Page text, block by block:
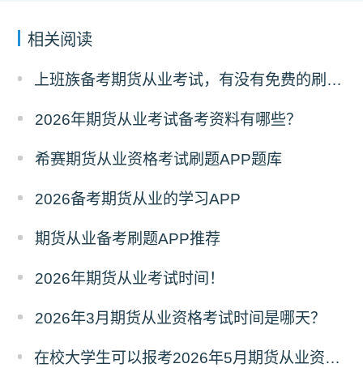
相关阅读
上班族备考期货从业考试，有没有免费的刷题 APP 可以推荐？
2026年期货从业考试备考资料有哪些？
希赛期货从业资格考试刷题APP题库
2026备考期货从业的学习APP
期货从业备考刷题APP推荐
2026年期货从业考试时间！
2026年3月期货从业资格考试时间是哪天？
在校大学生可以报考2026年5月期货从业资格考试吗？